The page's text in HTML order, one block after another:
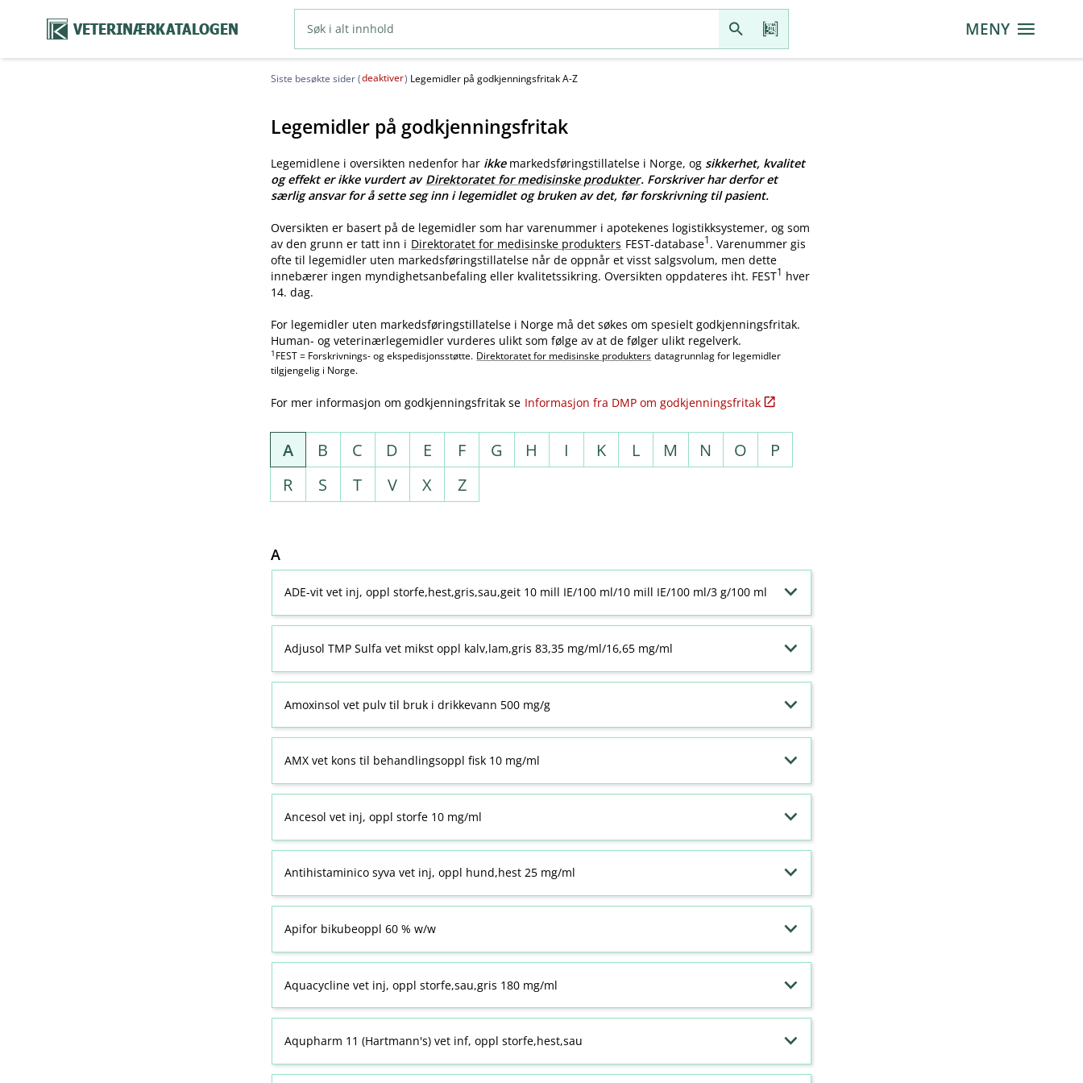
VETERINÆRKATALOGEN MENY
Siste besøkte sider (deaktiver) Legemidler på godkjenningsfritak A-Z
Legemidler på godkjenningsfritak
Legemidlene i oversikten nedenfor har ikkemarkedsføringstillatelse i Norge, og sikkerhet, kvalitet
og effekt er ikke vurdert av Direktoratet for medisinske produkter. Forskriver har derfor et
særlig ansvar for å sette seg inn i legemidlet og bruken av det, før forskrivning til pasient.
Oversikten er basert på de legemidler som har varenummer i apotekenes logistikksystemer, og som
av den grunn er tatt inn i Direktoratet for medisinske produkters FEST-database1. Varenummer gis
ofte til legemidler uten markedsføringstillatelse når de oppnår et visst salgsvolum, men dette
innebærer ingen myndighetsanbefaling eller kvalitetssikring. Oversikten oppdateres iht. FEST1 hver
14. dag.
For legemidler uten markedsføringstillatelse i Norge må det søkes om spesielt godkjenningsfritak.
Human- og veterinærlegemidler vurderes ulikt som følge av at de følger ulikt regelverk.
1 FEST = Forskrivnings- og ekspedisjonsstøtte. Direktoratet for medisinske produkters datagrunnlag for legemidler
tilgjengelig i Norge.
For mer informasjon om godkjenningsfritak se Informasjon fra DMP om godkjenningsfritak
A B C D E F G H I K L M N O
P
R
S T V X Z
A
ADE-vit vet inj, oppl storfe,hest,gris,sau,geit 10 mill IE/100 ml/10 mill IE/100 ml/3 g/100 ml
Adjusol TMP Sulfa vet mikst oppl kalv,lam,gris 83,35 mg/ml/16,65 mg/ml
Amoxinsol vet pulv til bruk i drikkevann 500 mg/g
AMX vet kons til behandlingsoppl fisk 10 mg/ml
Ancesol vet inj, oppl storfe 10 mg/ml
Antihistaminico syva vet inj, oppl hund,hest 25 mg/ml
Apifor bikubeoppl 60 % w​/​w
Aquacycline vet inj, oppl storfe,sau,gris 180 mg/ml
Aqupharm 11 (Hartmann's) vet inf, oppl storfe,hest,sau